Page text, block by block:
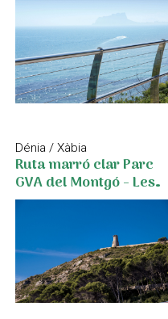
Dénia / Xàbia
Ruta marró clar Parc
GVA del Montgó - Les
Rotes - Torre del Gerro